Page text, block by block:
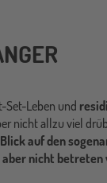
Set-Leben und
nicht allzu viel
auf den
nicht betreten